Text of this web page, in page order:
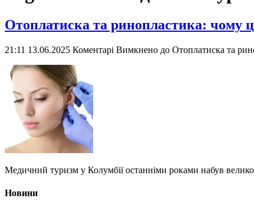
Отоплатиска та ринопластика: чому
21:11 13.06.2025 Коментарі Вимкнено до Отоплатиска та
Медичний туризм у Колумбії останніми роками набув
Новини